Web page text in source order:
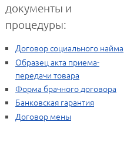
документы и
процедуры:
Договор социального найма
Образец акта приема-
передачи товара
Форма брачного договора
Банковская гарантия
Договор мены